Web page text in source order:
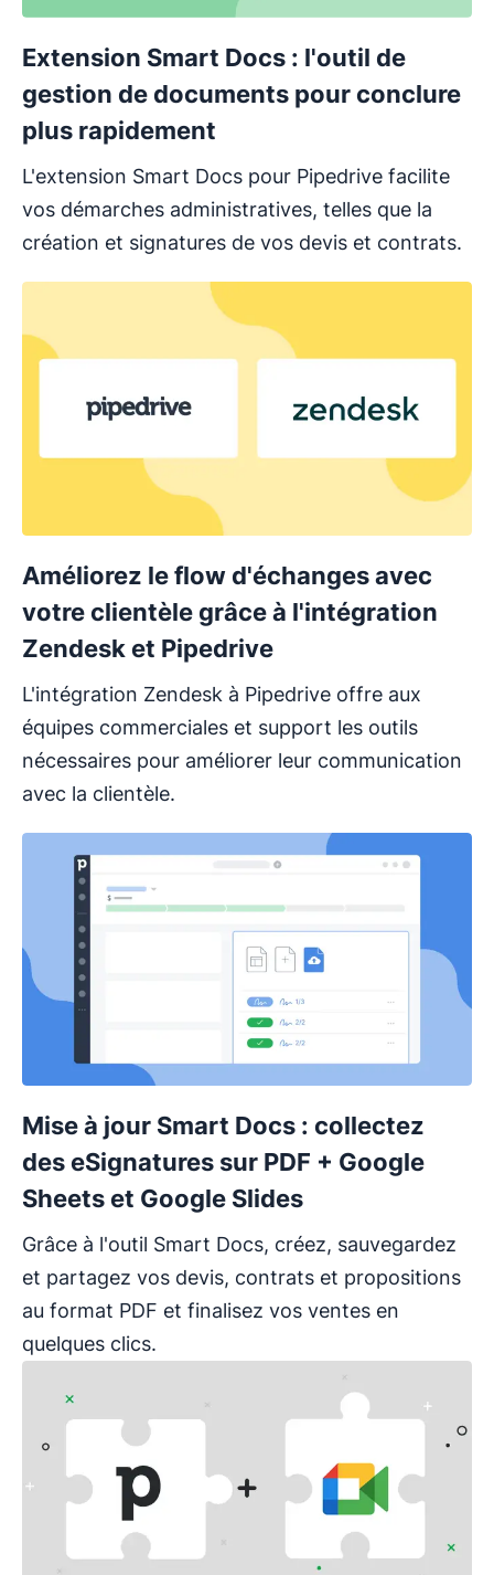
Extension Smart Docs : l'outil de
gestion de documents pour conclure
plus rapidement
L'extension Smart Docs pour Pipedrive facilite
vos démarches administratives, telles que la
création et signatures de vos devis et contrats.
Améliorez le flow d'échanges avec
votre clientèle grâce à l'intégration
Zendesk et Pipedrive
L'intégration Zendesk à Pipedrive offre aux
équipes commerciales et support les outils
nécessaires pour améliorer leur communication
avec la clientèle.
Mise à jour Smart Docs : collectez
des eSignatures sur PDF + Google
Sheets et Google Slides
Grâce à l'outil Smart Docs, créez, sauvegardez
et partagez vos devis, contrats et propositions
au format PDF et finalisez vos ventes en
quelques clics.